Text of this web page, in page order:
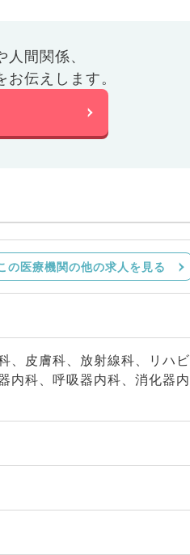
間関係、
伝えします。
の医療機関の他の求人を見る
、皮膚科、放射線科、リハビ
内科、呼吸器内科、消化器内